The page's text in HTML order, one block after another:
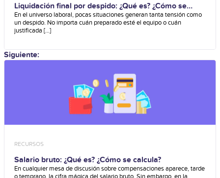
Liquidación final por despido: ¿Qué es? ¿Cómo se
calcula?
En el universo laboral, pocas situaciones generan tanta tensión como
un despido. No importa cuán preparado esté el equipo o cuán
justificada [...]
Siguiente:
RECURSOS
Salario bruto: ¿Qué es? ¿Cómo se calcula?
En cualquier mesa de discusión sobre compensaciones aparece, tarde
o temprano, la cifra mágica del salario bruto. Sin embargo, en la